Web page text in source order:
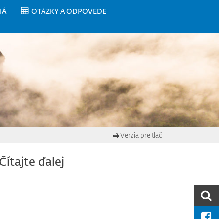
OTÁZKY A ODPOVEDE
Verzia pre tlač
ďalej